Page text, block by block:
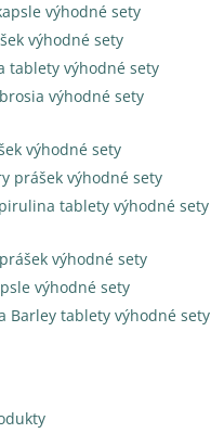
výhodné sety
výhodné sety
tablety výhodné sety
výhodné sety
výhodné sety
prášek výhodné sety
tablety výhodné sety
výhodné sety
výhodné sety
Barley tablety výhodné sety